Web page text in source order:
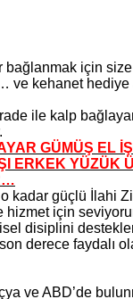
için size
kehanet hediye
ile kalp
GÜMÜŞ EL
ERKEK YÜZÜK
kadar güçlü İlahi
hizmet için
disiplini
derece faydalı
ve ABD’de